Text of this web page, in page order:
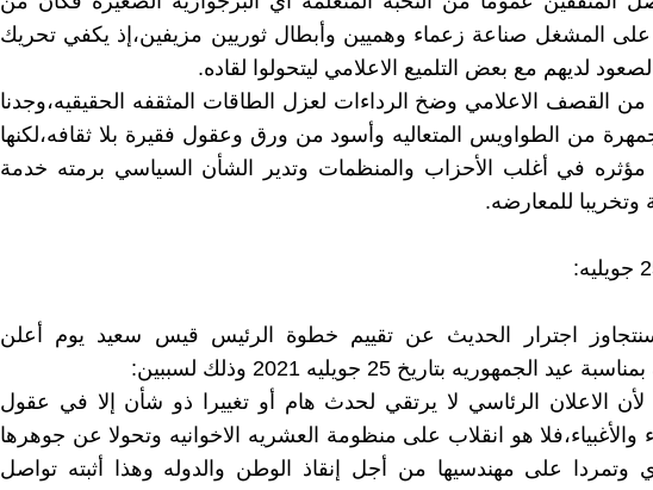
المشغل صناعة زعماء وهميين وأبطال ثوريين مزيفين،إذ يكفي تحريك
لديهم مع بعض التلميع الاعلامي ليتحولوا لقاده.
القصف الاعلامي وضخ الرداءات لعزل الطاقات المثقفه الحقيقيه،وجدنا
جمهرة من الطواويس المتعاليه وأسود من ورق وعقول فقيرة بلا ثقافه،لكنها
في أغلب الأحزاب والمنظمات وتدير الشأن السياسي برمته خدمة
للمعارضه.
اجترار الحديث عن تقييم خطوة الرئيس قيس سعيد يوم أعلن
عيد الجمهوريه بتاريخ 25 جويليه 2021 وذلك لسببين:
لأن الاعلان الرئاسي لا يرتقي لحدث هام أو تغييرا ذو شأن إلا في عقول
والأغبياء،فلا هو انقلاب على منظومة العشريه الاخوانيه وتحولا عن جوهرها
وتمردا على مهندسيها من أجل إنقاذ الوطن والدوله وهذا أثبته تواصل